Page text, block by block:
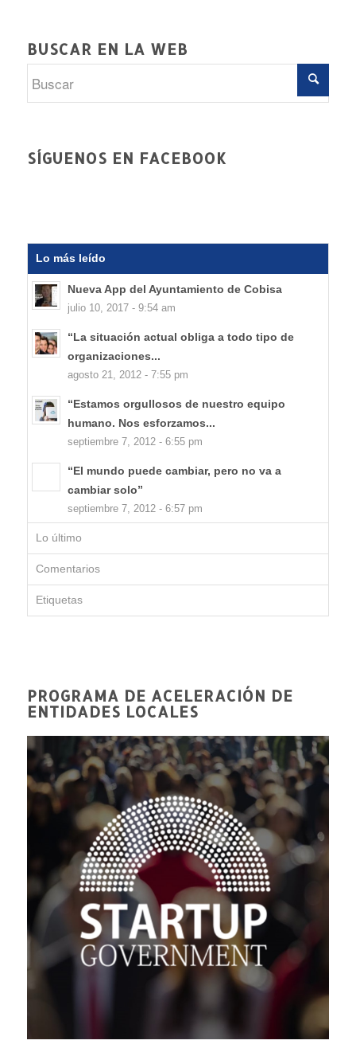
BUSCAR EN LA WEB
SÍGUENOS EN FACEBOOK
Lo más leído
Nueva App del Ayuntamiento de Cobisa
julio 10, 2017 - 9:54 am
“La situación actual obliga a todo tipo de
organizaciones...
agosto 21, 2012 - 7:55 pm
“Estamos orgullosos de nuestro equipo
humano. Nos esforzamos...
septiembre 7, 2012 - 6:55 pm
“El mundo puede cambiar, pero no va a
cambiar solo”
septiembre 7, 2012 - 6:57 pm
Lo último
Comentarios
Etiquetas
PROGRAMA DE ACELERACIÓN DE
ENTIDADES LOCALES